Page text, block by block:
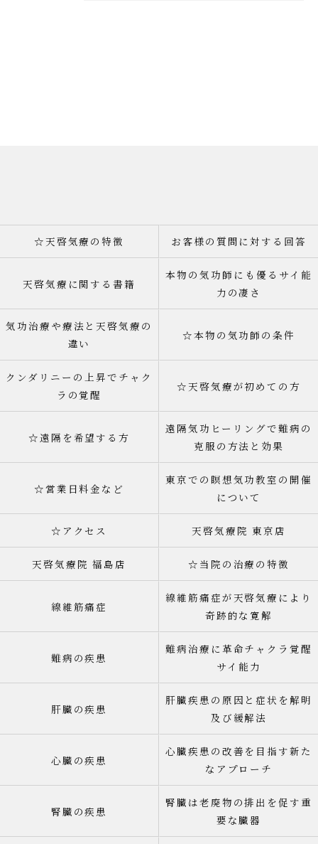
☆天啓気療の特徴 お客様の質問に対する回答
天啓気療に関する書籍
本物の気功師にも優るサイ能
力の凄さ
気功治療や療法と天啓気療の
違い
☆本物の気功師の条件
クンダリニーの上昇でチャク
ラの覚醒
☆天啓気療が初めての方
☆遠隔を希望する方
遠隔気功ヒーリングで難病の
克服の方法と効果
☆営業日料金など
東京での瞑想気功教室の開催
について
☆アクセス 天啓気療院 東京店
天啓気療院 福島店 ☆当院の治療の特徴
線維筋痛症
線維筋痛症が天啓気療により
奇跡的な寛解
難病の疾患
難病治療に革命チャクラ覚醒
サイ能力
肝臓の疾患
肝臓疾患の原因と症状を解明
及び緩解法
心臓の疾患
心臓疾患の改善を目指す新た
なアプローチ
腎臓の疾患
腎臓は老廃物の排出を促す重
要な臓器